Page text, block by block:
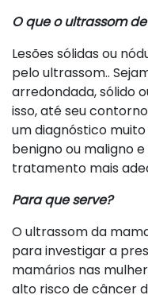
O que o ultrassom
Lesões sólidas ou
pelo ultrassom..
arredondada, sólido
isso, até seu
um diagnóstico
benigno ou maligno
tratamento mais
Para que serve?
O ultrassom da
para investigar a
mamários nas
alto risco de câncer